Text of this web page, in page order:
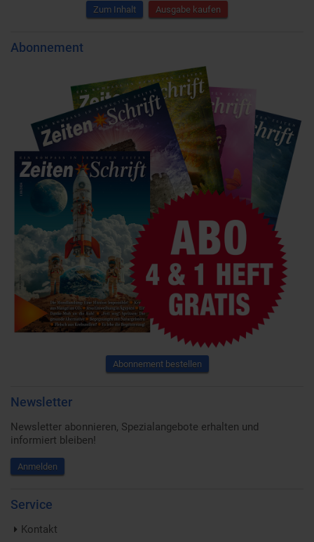
Zum Inhalt Ausgabe kaufen
Abonnement
Abonnement bestellen
Newsletter
Newsletter abonnieren, Spezialangebote erhalten und
informiert bleiben!
Anmelden
Service
Kontakt